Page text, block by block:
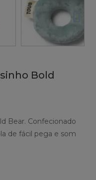
Bold
Bear. Confecionado
de fácil pega e som